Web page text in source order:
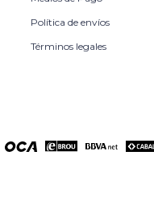
Política de envíos
Términos legales